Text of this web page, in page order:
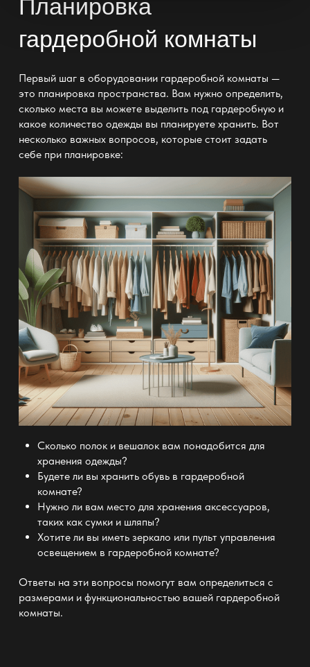
Планировка
гардеробной комнаты
Первый шаг в оборудовании гардеробной комнаты —
это планировка пространства. Вам нужно определить,
сколько места вы можете выделить под гардеробную и
какое количество одежды вы планируете хранить. Вот
несколько важных вопросов, которые стоит задать
себе при планировке:
Сколько полок и вешалок вам понадобится для
хранения одежды?
Будете ли вы хранить обувь в гардеробной
комнате?
Нужно ли вам место для хранения аксессуаров,
таких как сумки и шляпы?
Хотите ли вы иметь зеркало или пульт управления
освещением в гардеробной комнате?
Ответы на эти вопросы помогут вам определиться с
размерами и функциональностью вашей гардеробной
комнаты.